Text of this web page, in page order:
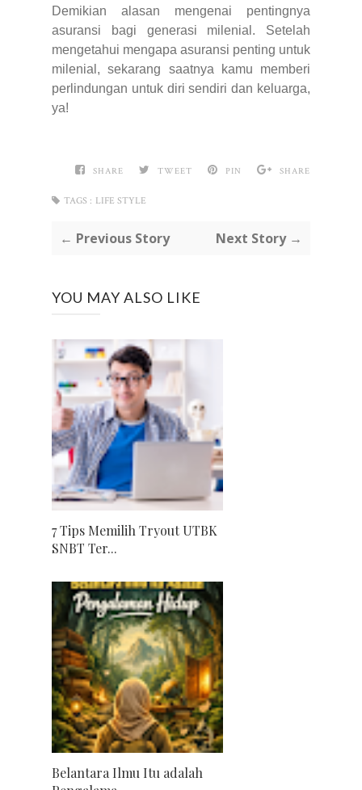
Demikian alasan mengenai pentingnya
asuransi bagi generasi milenial. Setelah
mengetahui mengapa asuransi penting untuk
milenial, sekarang saatnya kamu memberi
perlindungan untuk diri sendiri dan keluarga,
ya!
SHARE TWEET PIN SHARE
TAGS : LIFE STYLE
← Previous Story Next Story →
YOU MAY ALSO LIKE
7 Tips Memilih Tryout UTBK
SNBT Ter...
Belantara Ilmu Itu adalah